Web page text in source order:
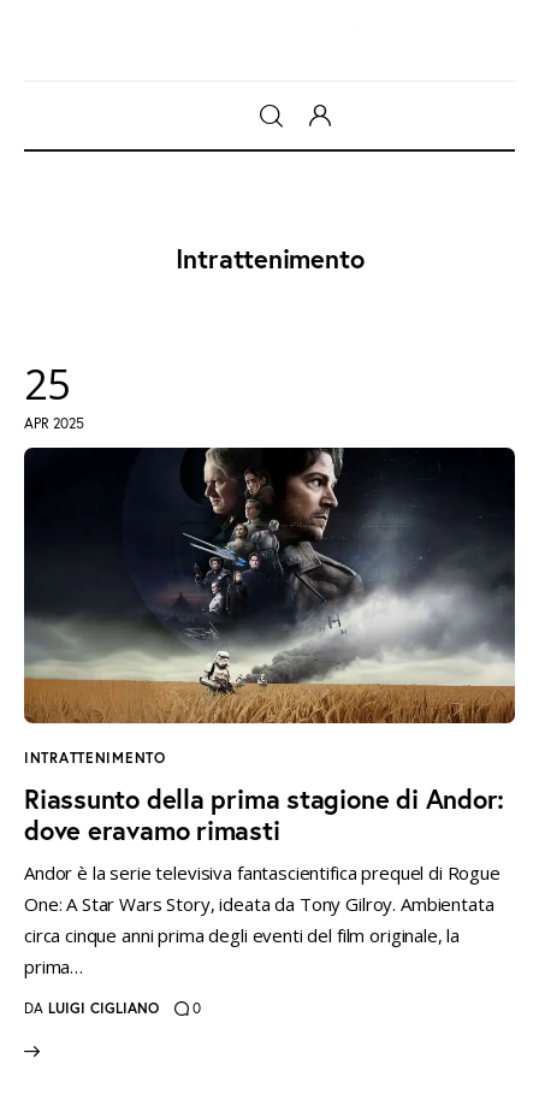
instagrammthreadstwitter-
x
rss
Intrattenimento
25
APR 2025
INTRATTENIMENTO
Riassunto della prima stagione di Andor:
dove eravamo rimasti
Andor è la serie televisiva fantascientifica prequel di Rogue
One: A Star Wars Story, ideata da Tony Gilroy. Ambientata
circa cinque anni prima degli eventi del film originale, la
prima…
DA LUIGI CIGLIANO 0